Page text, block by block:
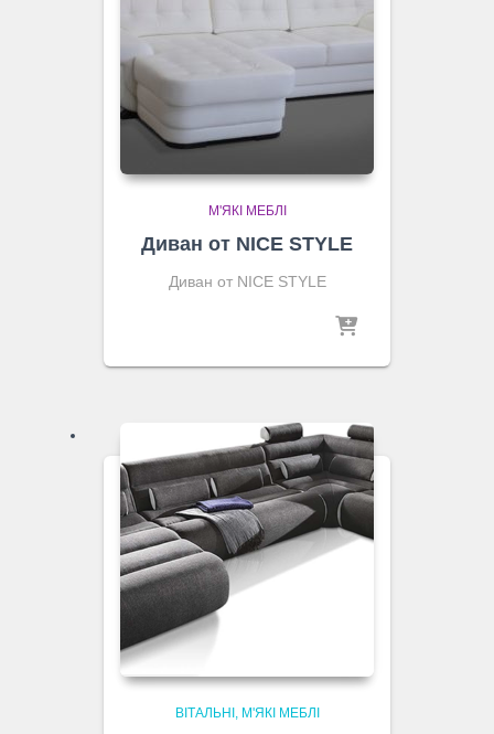
М'ЯКІ МЕБЛІ
Диван от NICE STYLE
Диван от NICE STYLE
ВІТАЛЬНІ М'ЯКІ МЕБЛІ